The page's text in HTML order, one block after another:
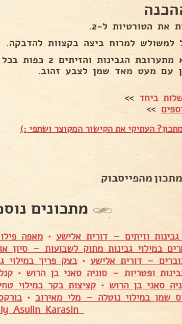
את הטורטיות ל-2.
למשולש למרוח ביצה בקצוות להדבקה.
למלא מתערובת
עם מעט מאד שמן לצבע זהוב.
ביחד>>
>>
העתיקי את הקישור המקוצר ושתפי :)
מהפייסבוק
מתכונים
וזיתים – דורית אלישע •מאפה
במילוי גבינות מתוק לשבועות – סיון
– דורית אלישע•בצק פריך במילוי
ופטריות – סוניה סאני בן הרוש•
סאני בן הרוש•קציצות בקר במילוי
שמן במילוי נוטלה – מלי מאירוב •
Shuly Asulin Karasin